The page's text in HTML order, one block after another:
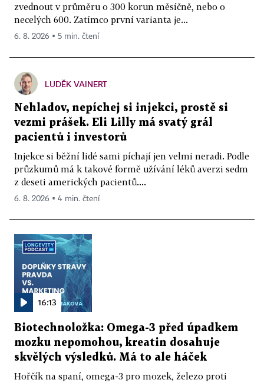
zvednout v průměru o 300 korun měsíčně, nebo o
necelých 600. Zatímco první varianta je...
6. 8. 2026 ▪ 5 min. čtení
LUDĚK VAINERT
Nehladov, nepíchej si injekci, prostě si
vezmi prášek. Eli Lilly má svatý grál
pacientů i investorů
Injekce si běžní lidé sami píchají jen velmi neradi. Podle
průzkumů má k takové formě užívání léků averzi sedm
z deseti amerických pacientů....
6. 8. 2026 ▪ 4 min. čtení
16:13
Biotechnoložka: Omega-3 před úpadkem
mozku nepomohou, kreatin dosahuje
skvělých výsledků. Má to ale háček
Hořčík na spaní, omega-3 pro mozek, železo proti